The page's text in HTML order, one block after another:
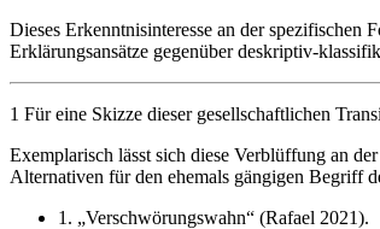
Dieses Erkenntnisinteresse an der spezifischen
Erklärungsansätze gegenüber deskriptiv-
1 Für eine Skizze dieser gesellschaftlichen
Exemplarisch lässt sich diese Verblüffung an
Alternativen für den ehemals gängigen Begriff
1. „Verschwörungswahn“ (Rafael 2021).